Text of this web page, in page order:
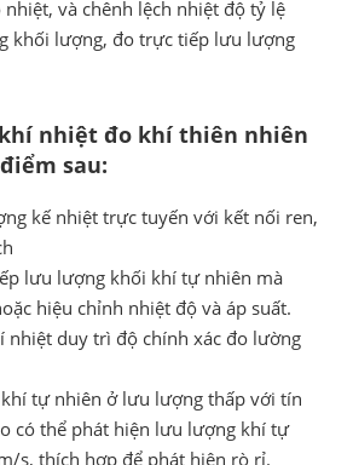
và chênh lệch nhiệt độ tỷ lệ
khối lượng, đo trực tiếp lưu lượng
nhiệt đo khí thiên nhiên
sau:
kế nhiệt trực tuyến với kết nối ren,
lưu lượng khối khí tự nhiên mà
hiệu chỉnh nhiệt độ và áp suất.
duy trì độ chính xác đo lường
tự nhiên ở lưu lượng thấp với tín
có thể phát hiện lưu lượng khí tự
s, thích hợp để phát hiện rò rỉ.